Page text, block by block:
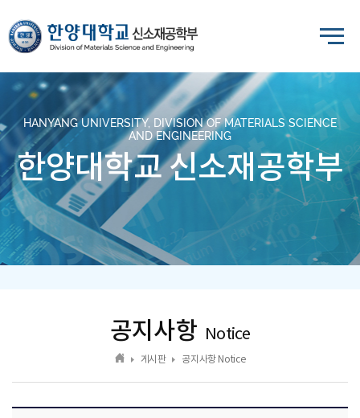
HANYANG UNIVERSITY, DIVISION OF MATERIALS SCIENCE
AND ENGINEERING
한양대학교 신소재공학부
공지사항 Notice
게시판 공지사항 Notice